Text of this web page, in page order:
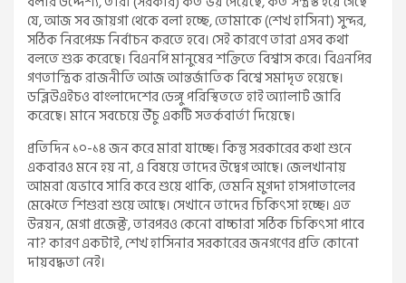
যে, আজ সব জায়গা থেকে বলা হচ্ছে, তোমাকে (শেখ হাসিনা) সুন্দর,
সঠিক নিরপেক্ষ নির্বাচন করতে হবে। সেই কারণে তারা এসব কথা
বলতে শুরু করেছে। বিএনপি মানুষের শক্তিতে বিশ্বাস করে। বিএনপির
গণতান্ত্রিক রাজনীতি আজ আন্তর্জাতিক বিশ্বে সমাদৃত হয়েছে।
ডব্লিউএইচও বাংলাদেশের ডেঙ্গু পরিস্থিততে হাই অ্যালার্ট জারি
করেছে। মানে সবচেয়ে উঁচু একটি সতর্কবার্তা দিয়েছে।
প্রতিদিন ১০-১৪ জন করে মারা যাচ্ছে। কিন্তু সরকারের কথা শুনে
একবারও মনে হয় না, এ বিষয়ে তাদের উদ্বেগ আছে। জেলখানায়
আমরা যেভাবে সারি করে শুয়ে থাকি, তেমনি মুগদা হাসপাতালের
মেঝেতে শিশুরা শুয়ে আছে। সেখানে তাদের চিকিৎসা হচ্ছে। এত
উন্নয়ন, মেগা প্রজেক্ট, তারপরও কেনো বাচ্চারা সঠিক চিকিৎসা পাবে
না? কারণ একটাই, শেখ হাসিনার সরকারের জনগণের প্রতি কোনো
দায়বদ্ধতা নেই।